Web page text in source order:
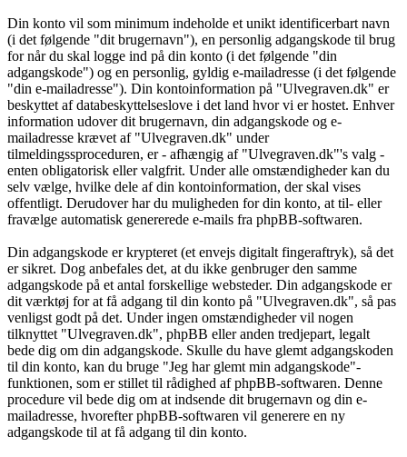
Din konto vil som minimum indeholde et unikt identificerbart navn
(i det følgende "dit brugernavn"), en personlig adgangskode til brug
for når du skal logge ind på din konto (i det følgende "din
adgangskode") og en personlig, gyldig e-mailadresse (i det følgende
"din e-mailadresse"). Din kontoinformation på "Ulvegraven.dk" er
beskyttet af databeskyttelseslove i det land hvor vi er hostet. Enhver
information udover dit brugernavn, din adgangskode og e-
mailadresse krævet af "Ulvegraven.dk" under
tilmeldingssproceduren, er - afhængig af "Ulvegraven.dk"'s valg -
enten obligatorisk eller valgfrit. Under alle omstændigheder kan du
selv vælge, hvilke dele af din kontoinformation, der skal vises
offentligt. Derudover har du muligheden for din konto, at til- eller
fravælge automatisk genererede e-mails fra phpBB-softwaren.
Din adgangskode er krypteret (et envejs digitalt fingeraftryk), så det
er sikret. Dog anbefales det, at du ikke genbruger den samme
adgangskode på et antal forskellige websteder. Din adgangskode er
dit værktøj for at få adgang til din konto på "Ulvegraven.dk", så pas
venligst godt på det. Under ingen omstændigheder vil nogen
tilknyttet "Ulvegraven.dk", phpBB eller anden tredjepart, legalt
bede dig om din adgangskode. Skulle du have glemt adgangskoden
til din konto, kan du bruge "Jeg har glemt min adgangskode"-
funktionen, som er stillet til rådighed af phpBB-softwaren. Denne
procedure vil bede dig om at indsende dit brugernavn og din e-
mailadresse, hvorefter phpBB-softwaren vil generere en ny
adgangskode til at få adgang til din konto.